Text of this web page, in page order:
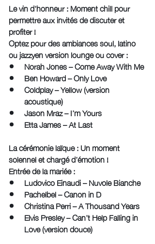
Le vin d'honneur : Moment chill pour
permettre aux invités de discuter et
profiter !
Optez pour des ambiances soul, latino
ou jazzyen version lounge ou cover :
Norah Jones – Come Away With Me
Ben Howard – Only Love
Coldplay – Yellow (version
acoustique)
Jason Mraz – I’m Yours
Etta James – At Last
La cérémonie laïque : Un moment
solennel et chargé d’émotion !
Entrée de la mariée :
Ludovico Einaudi – Nuvole Bianche
Pachelbel – Canon in D
Christina Perri – A Thousand Years
Elvis Presley – Can’t Help Falling in
Love (version douce)